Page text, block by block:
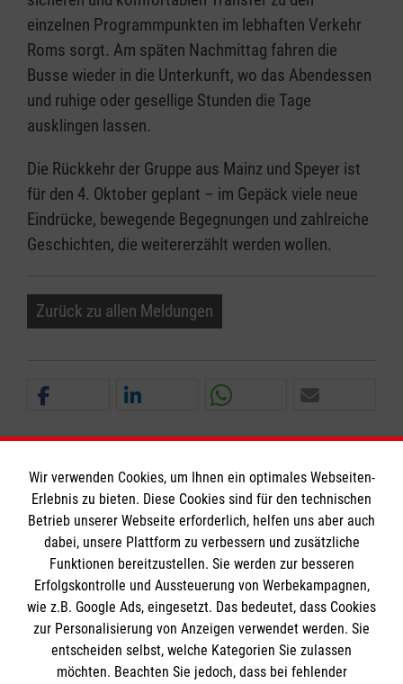
einzelnen Programmpunkten im lebhaften Verkehr
Roms sorgt. Am späten Nachmittag fahren die
Busse wieder in die Unterkunft, wo das Abendessen
und ruhige oder gesellige Stunden die Tage
ausklingen lassen.
Die Rückkehr der Gruppe aus Mainz und Speyer ist
für den 4. Oktober geplant – im Gepäck viele neue
Eindrücke, bewegende Begegnungen und zahlreiche
Geschichten, die weitererzählt werden wollen.
Zurück zu allen Meldungen
Informationen
Impressum
Datenschutz
Barrierefreiheit
Kontakt
Die Malteser
Wir verwenden Cookies, um Ihnen ein optimales Webseiten-
Erlebnis zu bieten. Diese Cookies sind für den technischen
Betrieb unserer Webseite erforderlich, helfen uns aber auch
dabei, unsere Plattform zu verbessern und zusätzliche
Funktionen bereitzustellen. Sie werden zur besseren
Erfolgskontrolle und Aussteuerung von Werbekampagnen,
wie z.B. Google Ads, eingesetzt. Das bedeutet, dass Cookies
zur Personalisierung von Anzeigen verwendet werden. Sie
entscheiden selbst, welche Kategorien Sie zulassen
möchten. Beachten Sie jedoch, dass bei fehlender